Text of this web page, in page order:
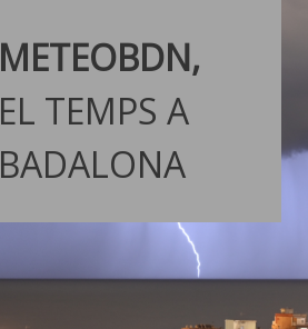
METEOBDN,
EL TEMPS A
BADALONA